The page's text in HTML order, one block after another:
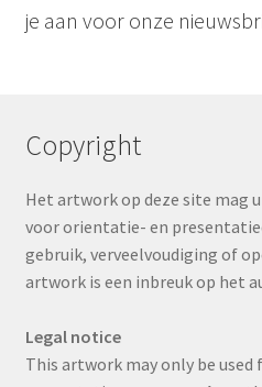
je aan voor onze
Copyright
Het artwork op deze site mag
voor orientatie- en
gebruik, verveelvoudiging of
artwork is een inbreuk op het
Legal notice
This artwork may only be